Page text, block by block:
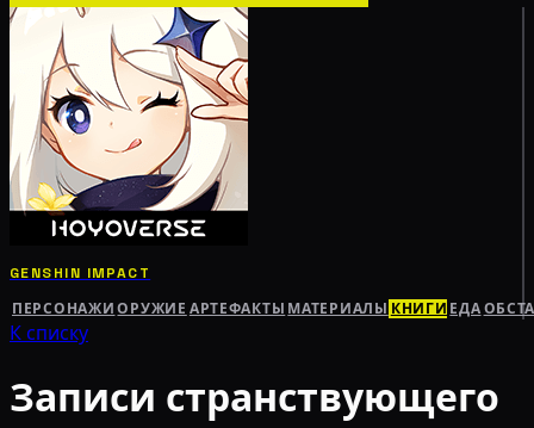
GENSHIN IMPACT
ПЕРСОНАЖИ ОРУЖИЕ АРТЕФАКТЫ МАТЕРИАЛЫ КНИГИ ЕДА
К списку
Записи странствующего